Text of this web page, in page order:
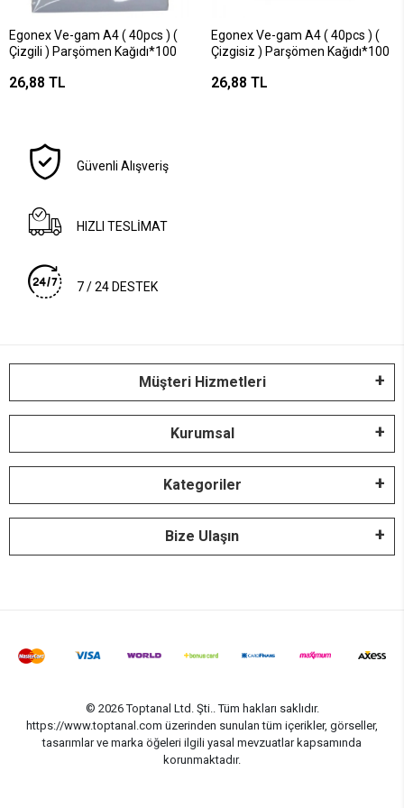
Egonex Ve-gam A4 ( 40pcs ) (
Çizgili ) Parşömen Kağıdı*100
26,88 TL
Egonex Ve-gam A4 ( 40pcs ) (
Çizgisiz ) Parşömen Kağıdı*100
26,88 TL
Güvenli Alışveriş
HIZLI TESLİMAT
7 / 24 DESTEK
Müşteri Hizmetleri
Kurumsal
Kategoriler
Bize Ulaşın
© 2026 Toptanal Ltd. Şti.. Tüm hakları saklıdır.
https://www.toptanal.com üzerinden sunulan tüm içerikler, görseller,
tasarımlar ve marka öğeleri ilgili yasal mevzuatlar kapsamında
korunmaktadır.